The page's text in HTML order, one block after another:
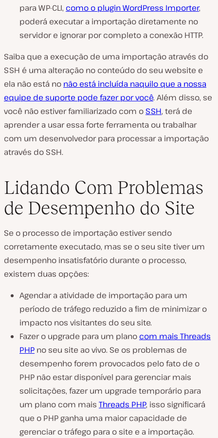
para WP-CLI, como o plugin WordPress Importer,
poderá executar a importação diretamente no
servidor e ignorar por completo a conexão HTTP.
Saiba que a execução de uma importação através do
SSH é uma alteração no conteúdo do seu website e
ela não está no não está incluída naquilo que a nossa
equipe de suporte pode fazer por você. Além disso, se
você não estiver familiarizado com o SSH, terá de
aprender a usar essa forte ferramenta ou trabalhar
com um desenvolvedor para processar a importação
através do SSH.
Lidando Com Problemas
de Desempenho do Site
Se o processo de importação estiver sendo
corretamente executado, mas se o seu site tiver um
desempenho insatisfatório durante o processo,
existem duas opções:
Agendar a atividade de importação para um
período de tráfego reduzido a fim de minimizar o
impacto nos visitantes do seu site.
Fazer o upgrade para um plano com mais Threads
PHP no seu site ao vivo. Se os problemas de
desempenho forem provocados ​​pelo fato de o
PHP não estar disponível para gerenciar mais
solicitações, fazer um upgrade temporário para
um plano com mais Threads PHP, isso significará
que o PHP ganha uma maior capacidade de
gerenciar o tráfego para o site e a importação.